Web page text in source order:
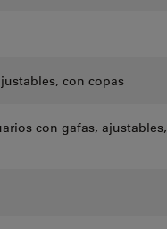
con copas
con gafas, ajustables,